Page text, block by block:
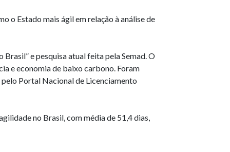
o Estado mais ágil em relação à análise de
e pesquisa atual feita pela Semad. O
e economia de baixo carbono. Foram
Portal Nacional de Licenciamento
no Brasil, com média de 51,4 dias,